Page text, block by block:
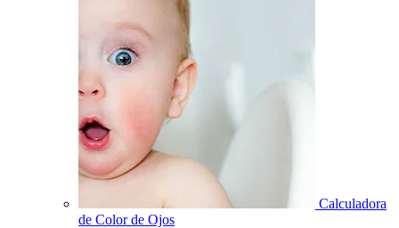
Calculadora
de Color de Ojos